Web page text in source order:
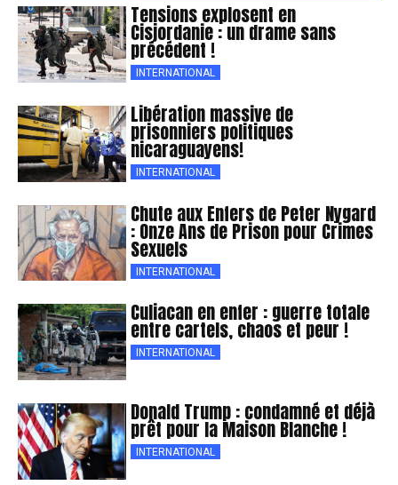
Tensions explosent en
Cisjordanie : un drame sans
précédent !
INTERNATIONAL
Libération massive de
prisonniers politiques
nicaraguayens!
INTERNATIONAL
Chute aux Enfers de Peter Nygard
: Onze Ans de Prison pour Crimes
Sexuels
INTERNATIONAL
Culiacan en enfer : guerre totale
entre cartels, chaos et peur !
INTERNATIONAL
Donald Trump : condamné et déjà
prêt pour la Maison Blanche !
INTERNATIONAL